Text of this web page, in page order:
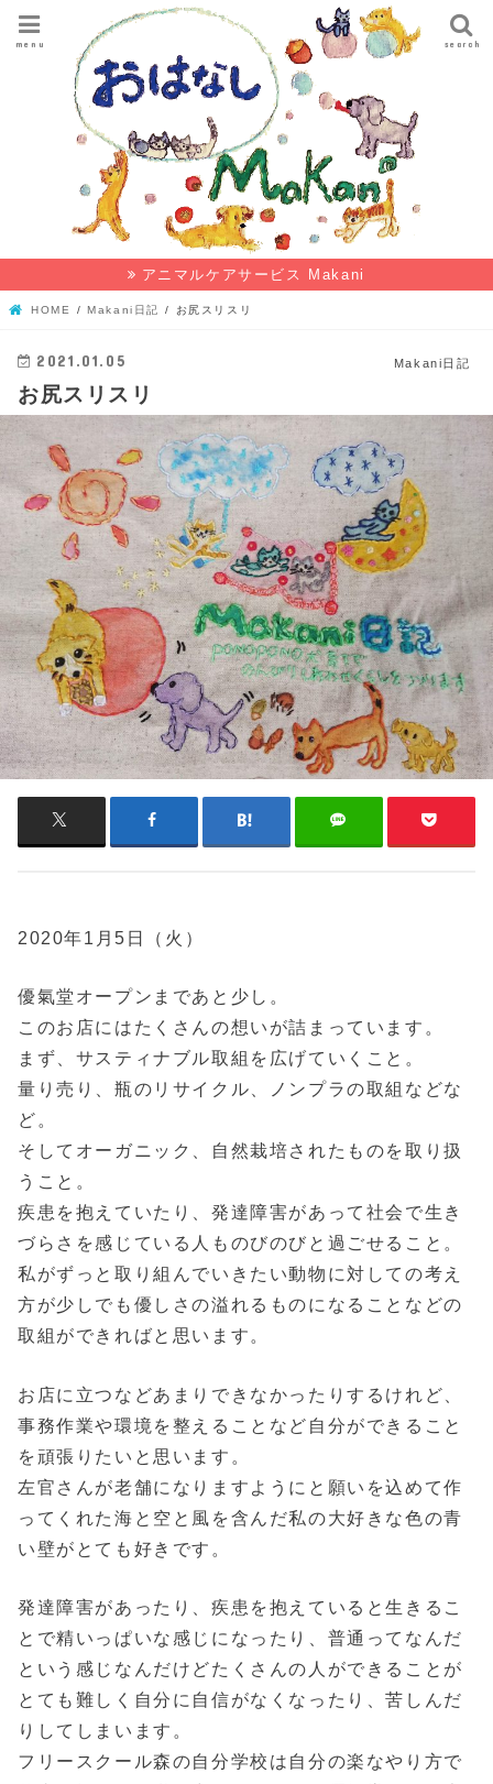
search
menu
アニマルケアサービス Makani
HOME Makani日記 お尻スリスリ
Makani日記
2021.01.05
お尻スリスリ
2020年1月5日（火）
優氣堂オープンまであと少し。
このお店にはたくさんの想いが詰まっています。
まず、サスティナブル取組を広げていくこと。
量り売り、瓶のリサイクル、ノンプラの取組などな
ど。
そしてオーガニック、自然栽培されたものを取り扱
うこと。
疾患を抱えていたり、発達障害があって社会で生き
づらさを感じている人ものびのびと過ごせること。
私がずっと取り組んでいきたい動物に対しての考え
方が少しでも優しさの溢れるものになることなどの
取組ができればと思います。
お店に立つなどあまりできなかったりするけれど、
事務作業や環境を整えることなど自分ができること
を頑張りたいと思います。
左官さんが老舗になりますようにと願いを込めて作
ってくれた海と空と風を含んだ私の大好きな色の青
い壁がとても好きです。
発達障害があったり、疾患を抱えていると生きるこ
とで精いっぱいな感じになったり、普通ってなんだ
という感じなんだけどたくさんの人ができることが
とても難しく自分に自信がなくなったり、苦しんだ
りしてしまいます。
フリースクール森の自分学校は自分の楽なやり方で